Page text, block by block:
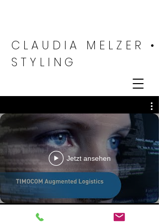
CLAUDIA MELZER •
STYLING
Jetzt ansehen